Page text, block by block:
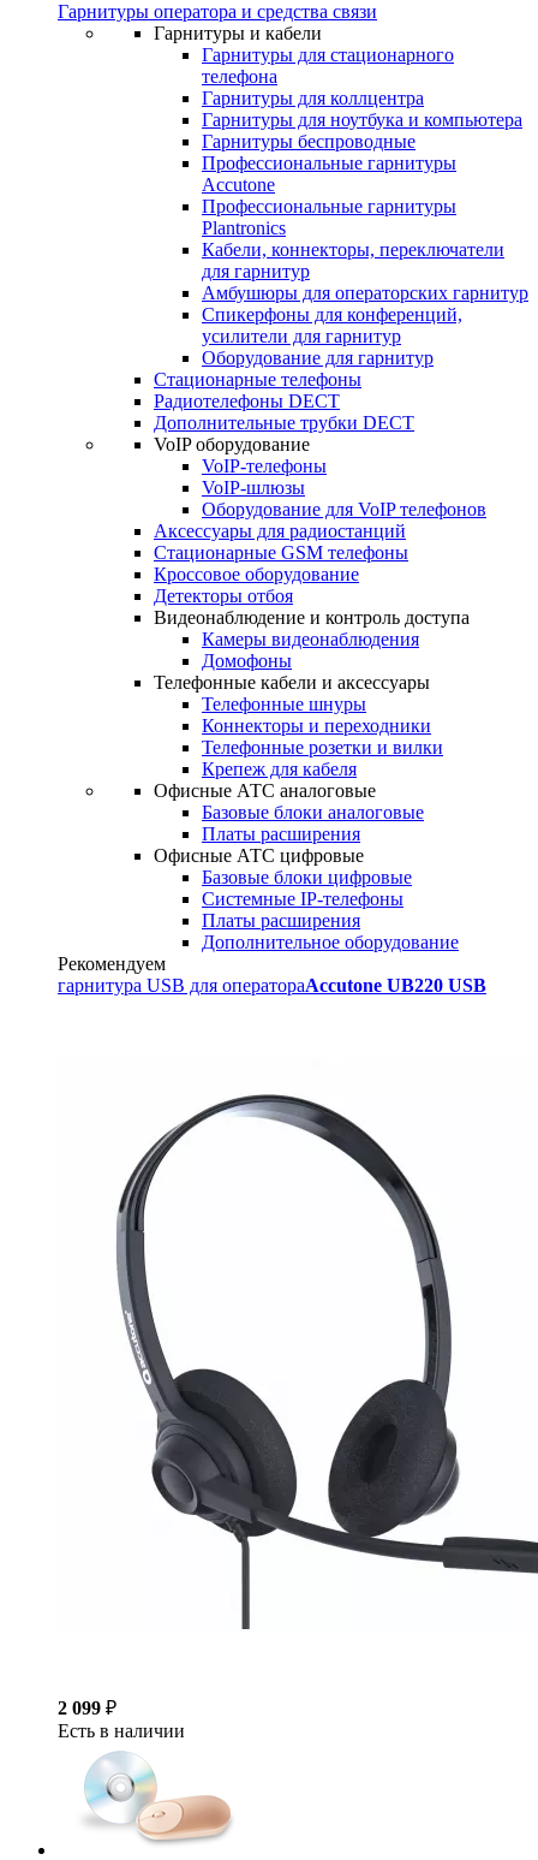
Гарнитуры оператора и средства связи
Гарнитуры и кабели
Гарнитуры для стационарного
телефона
Гарнитуры для коллцентра
Гарнитуры для ноутбука и компьютера
Гарнитуры беспроводные
Профессиональные гарнитуры
Accutone
Профессиональные гарнитуры
Plantronics
Кабели, коннекторы, переключатели
для гарнитур
Амбушюры для операторских гарнитур
Cпикерфоны для конференций,
усилители для гарнитур
Оборудование для гарнитур
Стационарные телефоны
Радиотелефоны DECT
Дополнительные трубки DECT
VoIP оборудование
VoIP-телефоны
VoIP-шлюзы
Оборудование для VoIP телефонов
Аксессуары для радиостанций
Стационарные GSM телефоны
Кроссовое оборудование
Детекторы отбоя
Видеонаблюдение и контроль доступа
Камеры видеонаблюдения
Домофоны
Телефонные кабели и аксессуары
Телефонные шнуры
Коннекторы и переходники
Телефонные розетки и вилки
Крепеж для кабеля
Офисные АТС аналоговые
Базовые блоки аналоговые
Платы расширения
Офисные АТС цифровые
Базовые блоки цифровые
Системные IP-телефоны
Платы расширения
Дополнительное оборудование
Рекомендуем
гарнитура USB для оператораAccutone UB220 USB
2 099 ₽
Есть в наличии